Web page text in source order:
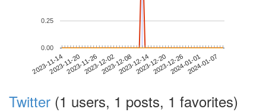
2023-11-142023-11-202023-11-262023-12-022023-12-082023-12-142023-12-202023-12-262024-01-012024-01-07
0.00
0.25
Twitter (1 users, 1 posts, 1 favorites)